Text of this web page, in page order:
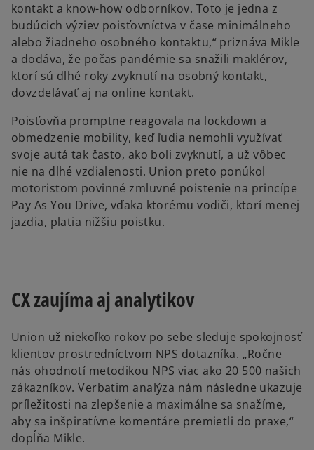
kontakt a know-how odborníkov. Toto je jedna z
budúcich výziev poisťovníctva v čase minimálneho
alebo žiadneho osobného kontaktu,“ priznáva Mikle
a dodáva, že počas pandémie sa snažili maklérov,
ktorí sú dlhé roky zvyknutí na osobný kontakt,
dovzdelávať aj na online kontakt.
Poisťovňa promptne reagovala na lockdown a
obmedzenie mobility, keď ľudia nemohli využívať
svoje autá tak často, ako boli zvyknutí, a už vôbec
nie na dlhé vzdialenosti. Union preto ponúkol
motoristom povinné zmluvné poistenie na princípe
Pay As You Drive, vďaka ktorému vodiči, ktorí menej
jazdia, platia nižšiu poistku.
CX zaujíma aj analytikov
Union už niekoľko rokov po sebe sleduje spokojnosť
klientov prostredníctvom NPS dotazníka. „Ročne
nás ohodnotí metodikou NPS viac ako 20 500 našich
zákazníkov. Verbatim analýza nám následne ukazuje
príležitosti na zlepšenie a maximálne sa snažíme,
aby sa inšpiratívne komentáre premietli do praxe,“
dopĺňa Mikle.